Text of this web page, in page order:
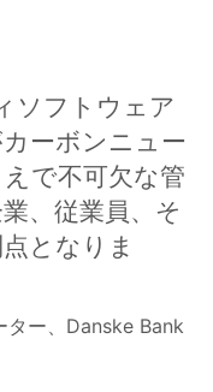
ソフトウェア
ーボンニュー
で不可欠な管
、従業員、そ
となりま
ー、Danske Bank